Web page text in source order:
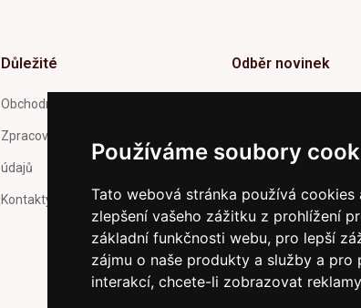
Používáme soubory
Tato webová stránka používá
zlepšení vašeho zážitku z prohlížení
základní funkčnosti webu, pro lepší
zájmu o naše produkty a služby a
interakcí, chcete-li zobrazovat
Důležité
Obchodní podmínky
Zpracování a ochrana osobních
údajů
Kontakty
Odběr novinek
Potvrzením odběru
Ochraně soukromí a
zasíláním obchodních e-